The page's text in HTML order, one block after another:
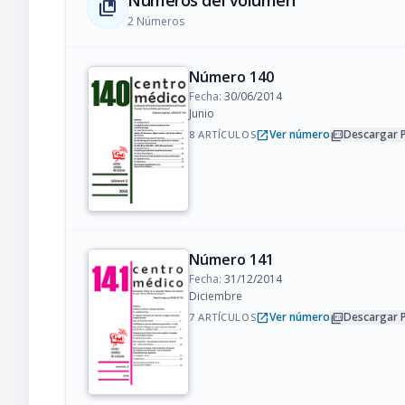
collections_bookmark
2 Números
Número 140
Fecha: 30/06/2014
Junio
8 ARTÍCULOSopen_in_newVer númeropicture_as_pdfDescargar
Número 141
Fecha: 31/12/2014
Diciembre
7 ARTÍCULOSopen_in_newVer númeropicture_as_pdfDescargar